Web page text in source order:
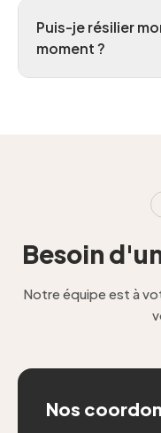
Puis-je résilier
moment ?
Besoin
Notre équipe est à
Nos